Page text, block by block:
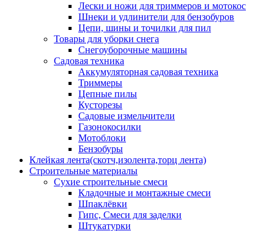
Лески и ножи для триммеров и мотокос
Шнеки и удлинители для бензобуров
Цепи, шины и точилки для пил
Товары для уборки снега
Снегоуборочные машины
Садовая техника
Аккумуляторная садовая техника
Триммеры
Цепные пилы
Кусторезы
Садовые измельчители
Газонокосилки
Мотоблоки
Бензобуры
Клейкая лента(скотч,изолента,торц лента)
Строительные материалы
Сухие строительные смеси
Кладочные и монтажные смеси
Шпаклёвки
Гипс, Смеси для заделки
Штукатурки